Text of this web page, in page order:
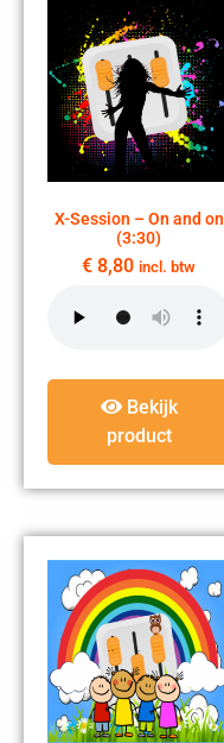
X-Session – On and on
(3:30)
€ 8,80 incl. btw
Bekijk
product